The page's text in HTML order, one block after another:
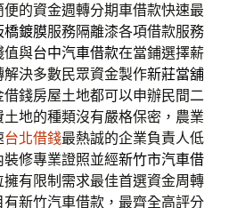
便的資金週轉分期車借款快速最
橋鍍膜服務隔離漆各項借款服務
值與台中汽車借款在當鋪選擇薪
決多數民眾資金製作新莊當舖
錢房屋土地都可以申辦民間二
土地的種類沒有嚴格保密，農業
台北借錢最熱誠的企業負責人低
修專業證照並經新竹市汽車借
有限制需求最佳首選資金周轉
有新竹汽車借款，最齊全高評分